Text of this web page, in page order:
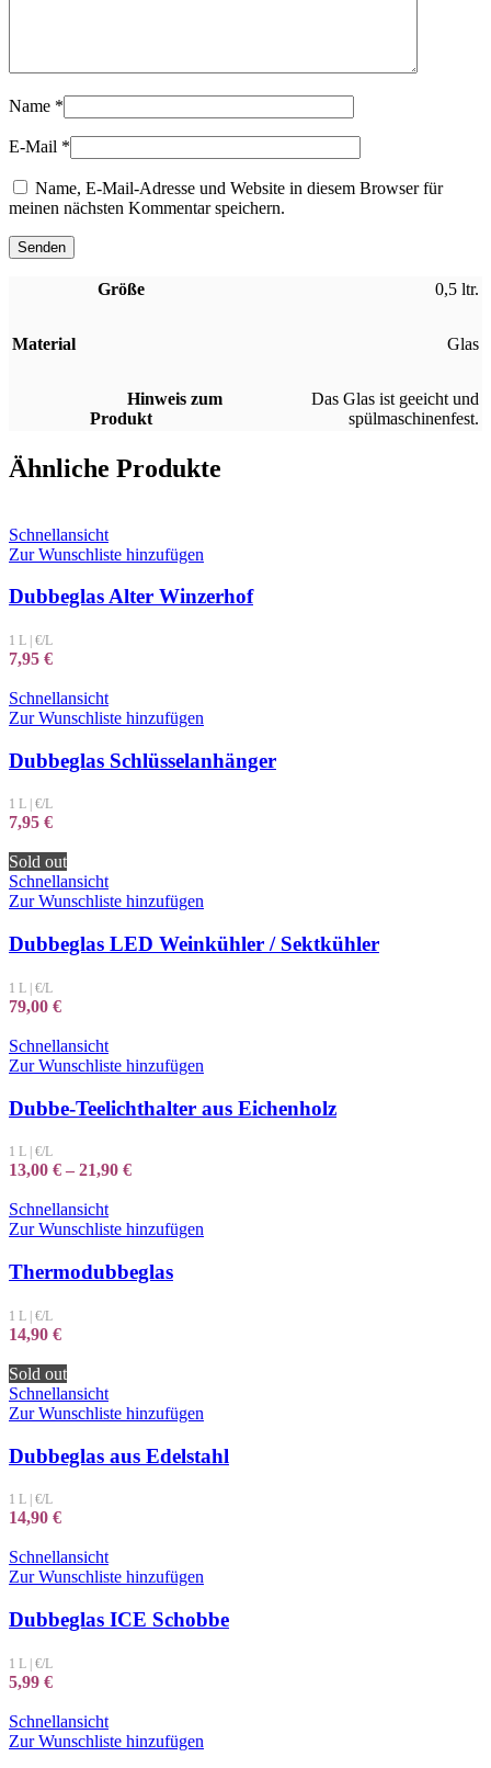
Name *
E-Mail *
Name, E-Mail-Adresse und Website in diesem Browser für
meinen nächsten Kommentar speichern.
Größe 0,5 ltr.
Material Glas
Hinweis zum
Produkt
Das Glas ist geeicht und
spülmaschinenfest.
Ähnliche Produkte
Schnellansicht
Zur Wunschliste hinzufügen
Dubbeglas Alter Winzerhof
1 L €/L
7,95 €
Schnellansicht
Zur Wunschliste hinzufügen
Dubbeglas Schlüsselanhänger
1 L €/L
7,95 €
Sold out
Schnellansicht
Zur Wunschliste hinzufügen
Dubbeglas LED Weinkühler / Sektkühler
1 L €/L
79,00 €
Schnellansicht
Zur Wunschliste hinzufügen
Dubbe-Teelichthalter aus Eichenholz
1 L €/L
13,00 € – 21,90 €
Schnellansicht
Zur Wunschliste hinzufügen
Thermodubbeglas
1 L | €/L
14,90 €
Sold out
Schnellansicht
Zur Wunschliste hinzufügen
Dubbeglas aus Edelstahl
1 L €/L
14,90 €
Schnellansicht
Zur Wunschliste hinzufügen
Dubbeglas ICE Schobbe
1 L | €/L
5,99 €
Schnellansicht
Zur Wunschliste hinzufügen